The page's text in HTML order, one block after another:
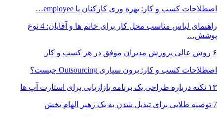
اصطلاحات کسب و کار: بهره وری کارکنان یا employee…
راهنمای لباس مناسب محل کار برای خانم ها و آقایان: 4 نوع
پوشش…
۶ روش عالی پرورش مدیران موفق در هر کسب و کار
اصطلاحات کسب و کار: برون‌ سپاری Outsourcing چیست؟
۱۳ نکته درباره طراحی یک برنامه بازاریابی برای استارت آپ ها
7 توصیه طلایی برای تبدیل شدن به یک رهبر الهام بخش